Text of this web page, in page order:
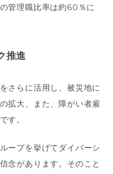
管理職比率は約60％に
推進
さらに活用し、被災地に
拡大、また、障がい者雇
す。
ープを挙げてダイバーシ
念があります。そのこと